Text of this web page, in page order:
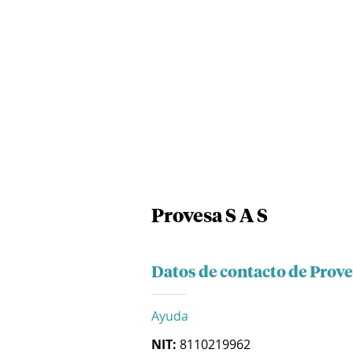
Provesa S A S
Datos de contacto de
Ayuda
NIT: 8110219962